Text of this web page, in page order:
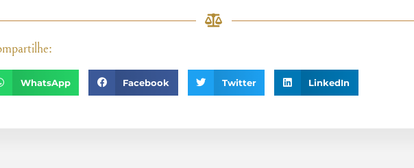
WhatsApp Facebook Twitter LinkedIn